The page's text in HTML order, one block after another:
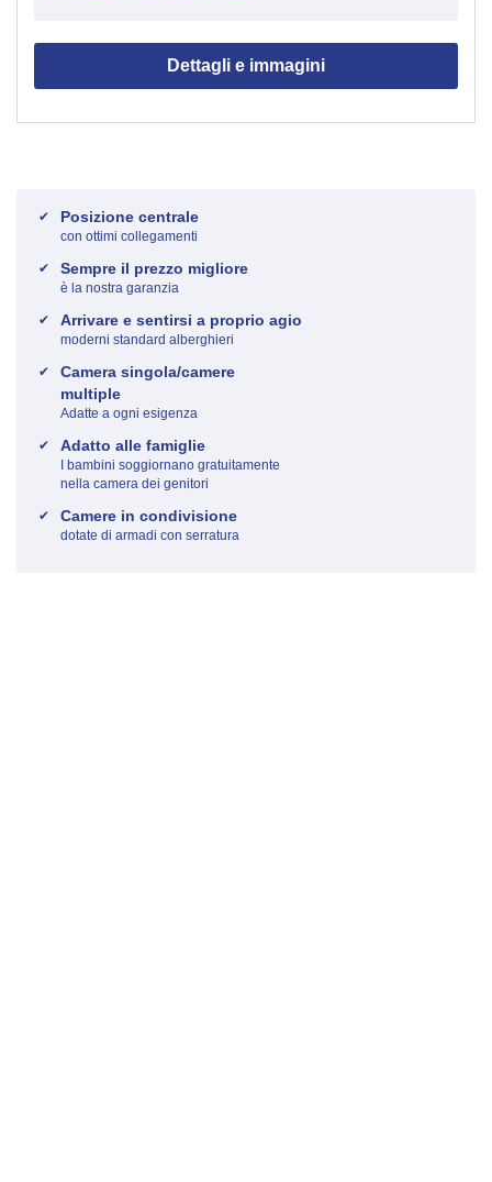
Dettagli e immagini
Posizione centrale
con ottimi collegamenti
Sempre il prezzo migliore
è la nostra garanzia
Arrivare e sentirsi a proprio agio
moderni standard alberghieri
Camera singola/camere
multiple
Adatte a ogni esigenza
Adatto alle famiglie
I bambini soggiornano gratuitamente
nella camera dei genitori
Camere in condivisione
dotate di armadi con serratura